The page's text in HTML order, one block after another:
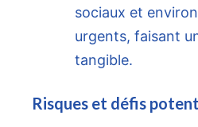
sociaux et
urgents, faisant
tangible.
Risques et défis